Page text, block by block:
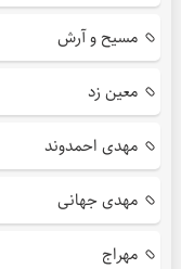
مسیح و آرش
معین زد
مهدی احمدوند
مهدی جهانی
مهراج